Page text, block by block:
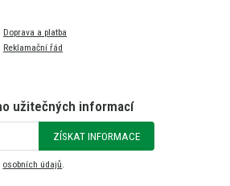
Doprava a platba
Reklamační řád
užitečných informací
ZÍSKAT INFORMACE
osobních údajů